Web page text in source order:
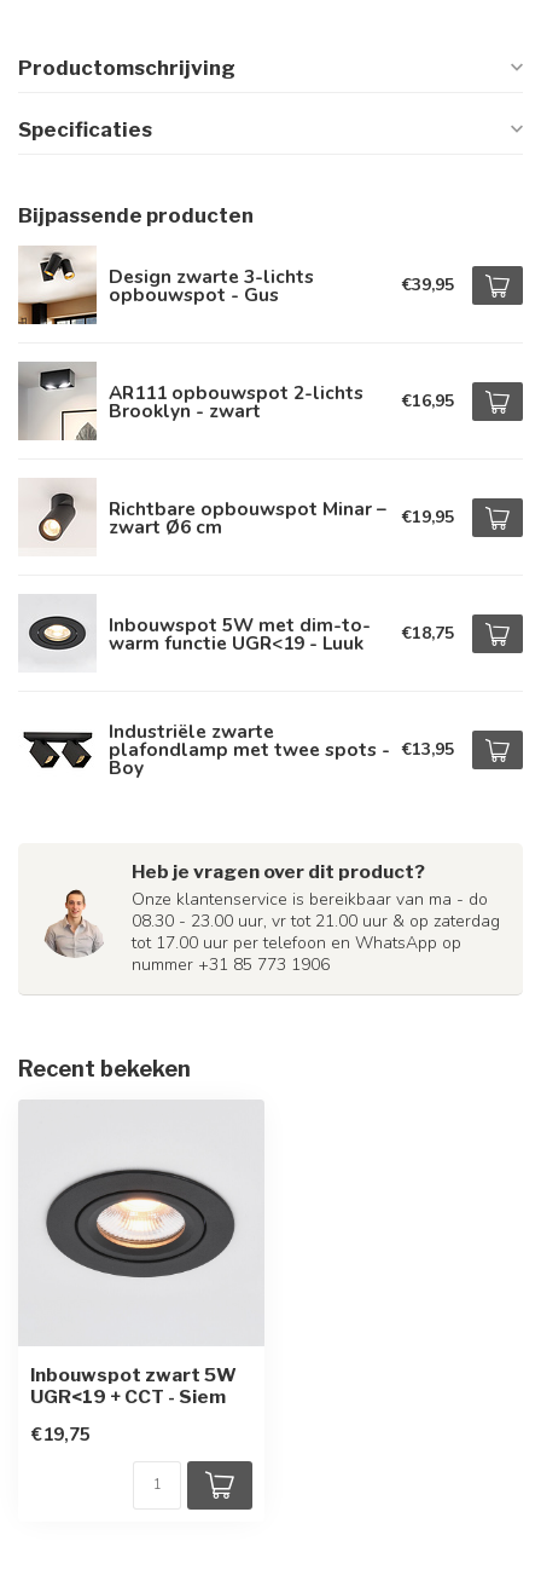
Productomschrijving
Specificaties
Bijpassende producten
Design zwarte 3-lichts
opbouwspot - Gus €39,95
AR111 opbouwspot 2-lichts
Brooklyn - zwart €16,95
Richtbare opbouwspot Minar –
zwart Ø6 cm €19,95
Inbouwspot 5W met dim-to-
warm functie UGR<19 - Luuk €18,75
Industriële zwarte
plafondlamp met twee spots -
Boy
€13,95
Heb je vragen over dit product?
Onze klantenservice is bereikbaar van ma - do
08.30 - 23.00 uur, vr tot 21.00 uur & op zaterdag
tot 17.00 uur per telefoon en WhatsApp op
nummer +31 85 773 1906
Recent bekeken
Inbouwspot zwart 5W
UGR<19 + CCT - Siem
€19,75